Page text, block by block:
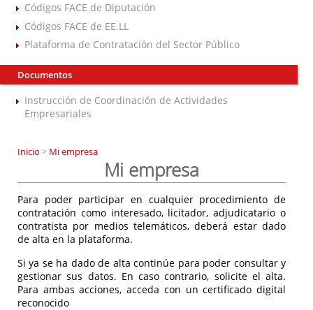
Códigos FACE de Diputación
Códigos FACE de EE.LL
Plataforma de Contratación del Sector Público
Documentos
Instrucción de Coordinación de Actividades
Empresariales
Inicio > Mi empresa
Mi empresa
Para poder participar en cualquier procedimiento de
contratación como interesado, licitador, adjudicatario o
contratista por medios telemáticos, deberá estar dado
de alta en la plataforma.
Si ya se ha dado de alta continúe para poder consultar y
gestionar sus datos. En caso contrario, solicite el alta.
Para ambas acciones, acceda con un certificado digital
reconocido